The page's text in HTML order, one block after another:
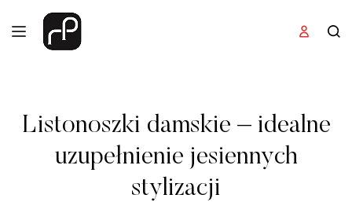
Listonoszki damskie – idealne
uzupełnienie jesiennych
stylizacji